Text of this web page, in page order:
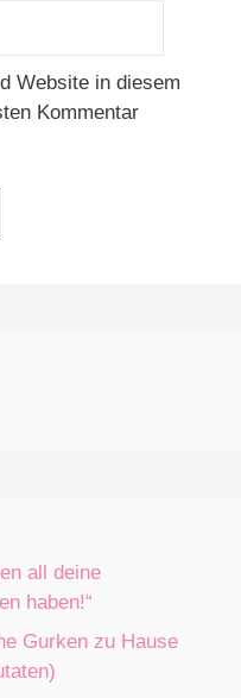
Website in diesem
Kommentar
all deine
haben!“
Gurken zu Hause